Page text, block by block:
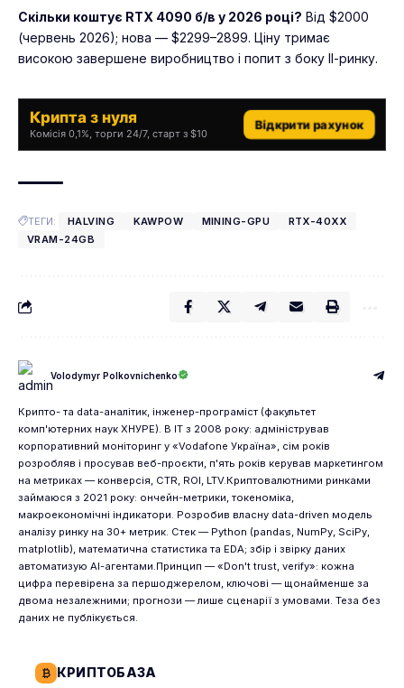
Скільки коштує RTX 4090 б/в у 2026 році? Від $2000
(червень 2026); нова — $2299–2899. Ціну тримає
високою завершене виробництво і попит з боку ІІ-ринку.
Крипта з нуля
Комісія 0,1%, торги 24/7, старт з $10
Відкрити рахунок
ТЕГИ: HALVING KAWPOW MINING-GPU
RTX-40XX
VRAM-24GB
Volodymyr Polkovnichenko
Крипто- та data-аналітик, інженер-програміст (факультет
комп'ютерних наук ХНУРЕ). В IT з 2008 року: адміністрував
корпоративний моніторинг у «Vodafone Україна», сім років
розробляв і просував веб-проєкти, п'ять років керував маркетингом
на метриках — конверсія, CTR, ROI, LTV.Криптовалютними ринками
займаюся з 2021 року: ончейн-метрики, токеноміка,
макроекономічні індикатори. Розробив власну data-driven модель
аналізу ринку на 30+ метрик. Стек — Python (pandas, NumPy, SciPy,
matplotlib), математична статистика та EDA; збір і звірку даних
автоматизую AI-агентами.Принцип — «Don't trust, verify»: кожна
цифра перевірена за першоджерелом, ключові — щонайменше за
двома незалежними; прогнози — лише сценарії з умовами. Теза без
даних не публікується.
КРИПТОБАЗА